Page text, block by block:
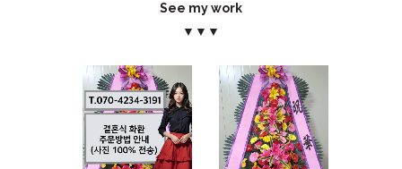
See my work
▼▼▼